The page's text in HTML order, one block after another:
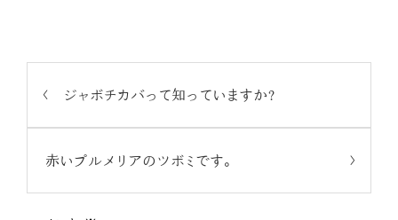
ジャボチカバって知っていますか?
赤いプルメリアのツボミです。